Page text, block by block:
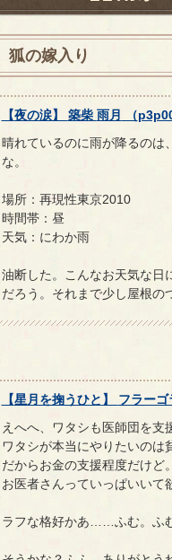
狐の嫁入り
【夜の涙】 築柴 雨月 （
晴れているのに雨が降るのは
な。
場所：再現性東京2010
時間帯：昼
天気：にわか雨
油断した。こんなお天気な日
だろう。それまで少し屋根の
【星月を掬うひと 】 フラーゴ
えへへ、ワタシも医師団を
ワタシが本当にやりたいの
だからお金の支援程度だけど。
お医者さんっていっぱいい
ラフな格好かあ……ふむ。ふ